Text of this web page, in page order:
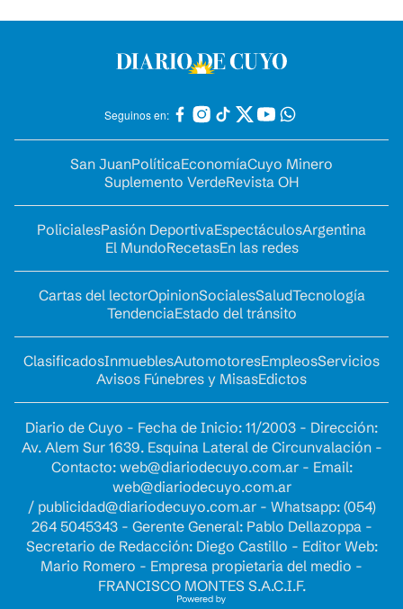
Seguinos en:
San JuanPolíticaEconomíaCuyo Minero
Suplemento VerdeRevista OH
PolicialesPasión DeportivaEspectáculosArgentina
El MundoRecetasEn las redes
Cartas del lectorOpinionSocialesSaludTecnología
TendenciaEstado del tránsito
ClasificadosInmueblesAutomotoresEmpleosServicios
Avisos Fúnebres y MisasEdictos
Diario de Cuyo - Fecha de Inicio: 11/2003 - Dirección:
Av. Alem Sur 1639. Esquina Lateral de Circunvalación -
Contacto: web@diariodecuyo.com.ar- Email:
web@diariodecuyo.com.ar
/ publicidad@diariodecuyo.com.ar- Whatsapp: (054)
264 5045343 - Gerente General: Pablo Dellazoppa -
Secretario de Redacción: Diego Castillo - Editor Web:
Mario Romero - Empresa propietaria del medio -
FRANCISCO MONTES S.A.C.I.F.